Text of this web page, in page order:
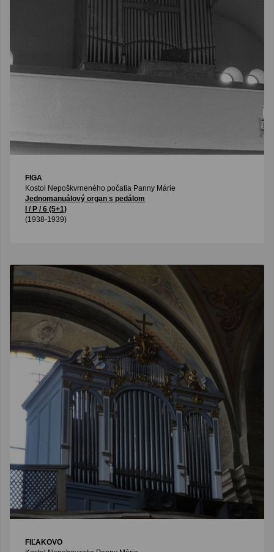
FIGA
Kostol Nepoškvrneného počatia Panny Márie
Jednomanuálový organ s pedálom
I / P / 6 (5+1)
(1938-1939)
FIĽAKOVO